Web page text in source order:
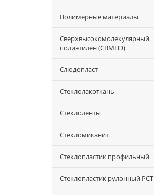
Полимерные материалы
Сверхвысокомолекулярный
полиэтилен (СВМПЭ)
Слюдопласт
Стеклолакоткань
Стеклоленты
Стекломиканит
Стеклопластик профильный
Стеклопластик рулонный РСТ